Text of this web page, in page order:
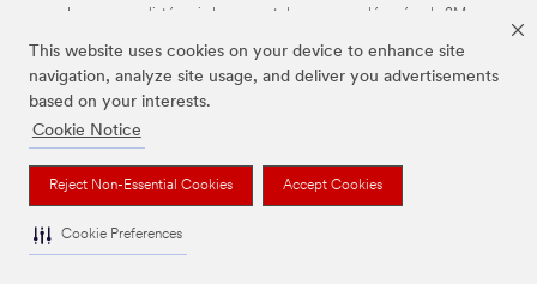
This website uses cookies on your device to enhance site
navigation, analyze site usage, and deliver you advertisements
based on your interests.
Cookie Notice
Reject Non-Essential Cookies Accept Cookies
Cookie Preferences
Les marques listées ci-dessus sont des marques déposées de 3M.